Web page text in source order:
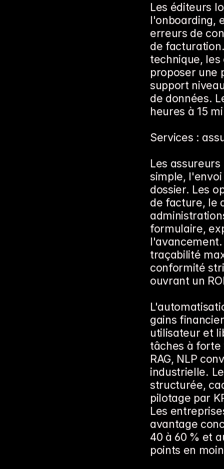
Les éditeurs
l'onboarding,
erreurs de
de
technique,
proposer une
support
de données.
heures à 15
Services :
Les
simple,
dossier. Les
de facture, le
formulaire,
traçabilité
conformité
ouvrant un
gains
utilisateur et
tâches à forte
RAG, NLP
industrielle.
structurée,
pilotage par
Les
avantage
40 à 60 % et
points en